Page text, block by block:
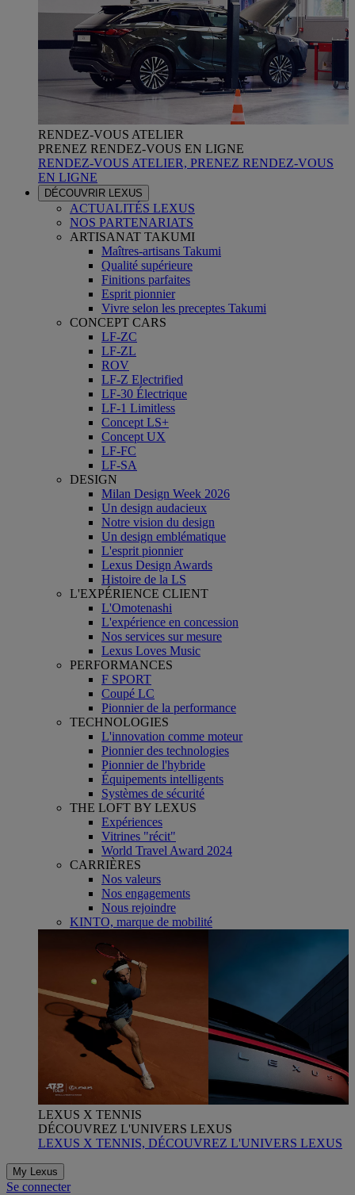
RENDEZ-VOUS ATELIER
PRENEZ RENDEZ-VOUS EN LIGNE
RENDEZ-VOUS ATELIER, PRENEZ RENDEZ-VOUS
EN LIGNE
DÉCOUVRIR LEXUS
ACTUALITÉS LEXUS
NOS PARTENARIATS
ARTISANAT TAKUMI
Maîtres-artisans Takumi
Qualité supérieure
Finitions parfaites
Esprit pionnier
Vivre selon les preceptes Takumi
CONCEPT CARS
LF-ZC
LF-ZL
ROV
LF-Z Electrified
LF-30 Électrique
LF-1 Limitless
Concept LS+
Concept UX
LF-FC
LF-SA
DESIGN
Milan Design Week 2026
Un design audacieux
Notre vision du design
Un design emblématique
L'esprit pionnier
Lexus Design Awards
Histoire de la LS
L'EXPÉRIENCE CLIENT
L'Omotenashi
L'expérience en concession
Nos services sur mesure
Lexus Loves Music
PERFORMANCES
F SPORT
Coupé LC
Pionnier de la performance
TECHNOLOGIES
L'innovation comme moteur
Pionnier des technologies
Pionnier de l'hybride
Équipements intelligents
Systèmes de sécurité
THE LOFT BY LEXUS
Expériences
Vitrines "récit"
World Travel Award 2024
CARRIÈRES
Nos valeurs
Nos engagements
Nous rejoindre
KINTO, marque de mobilité
LEXUS X TENNIS
DÉCOUVREZ L'UNIVERS LEXUS
LEXUS X TENNIS, DÉCOUVREZ L'UNIVERS LEXUS
My Lexus
Se connecter